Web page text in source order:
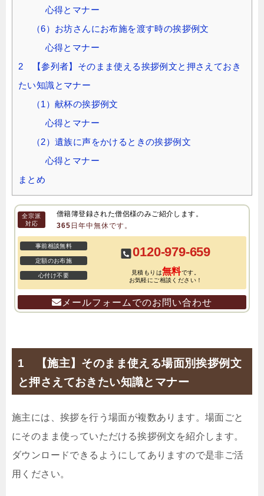
心得とマナー
（6）お坊さんにお布施を渡す時の挨拶例文
心得とマナー
2 【参列者】そのまま使える挨拶例文と押さえておき
たい知識とマナー
（1）献杯の挨拶例文
心得とマナー
（2）遺族に声をかけるときの挨拶例文
心得とマナー
まとめ
全宗派
対応
僧籍簿登録された僧侶様のみご紹介します。
365日年中無休です。
事前相談無料
定額のお布施
心付け不要
0120-979-659
見積もりは無料です。
お気軽にご相談ください！
メールフォームでのお問い合わせ
1 【施主】そのまま使える場面別挨拶例文
と押さえておきたい知識とマナー
施主には、挨拶を行う場面が複数あります。場面ごと
にそのまま使っていただける挨拶例文を紹介します。
ダウンロードできるようにしてありますので是非ご活
用ください。